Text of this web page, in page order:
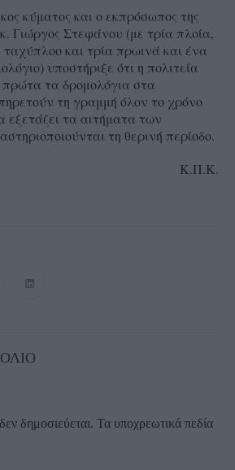
κύματος και ο εκπρόσωπος της
Γιώργος Στεφάνου (με τρία πλοία,
και τρία πρωινά και ένα
υποστήριξε ότι η πολιτεία
πρώτα τα δρομολόγια στα
τη γραμμή όλον το χρόνο
εξετάζει τα αιτήματα των
τη θερινή περίοδο.
Κ.Π.Κ.
δημοσιεύεται. Τα υποχρεωτικά πεδία